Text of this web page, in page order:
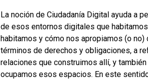
La noción de Ciudadanía Digital ayuda a
de esos entornos digitales que
habitamos y cómo nos apropiamos (o
términos de derechos y obligaciones, a
relaciones que construimos allí, y
ocupamos esos espacios. En este